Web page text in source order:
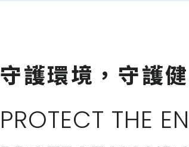
守護環境，守護健
PROTECT THE